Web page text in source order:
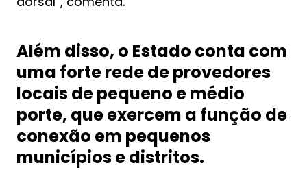
Além disso, o Estado conta com
uma forterede de provedores
locais de pequeno e médio
porte, que exercem a função de
conexão em pequenos
municípios e distritos.